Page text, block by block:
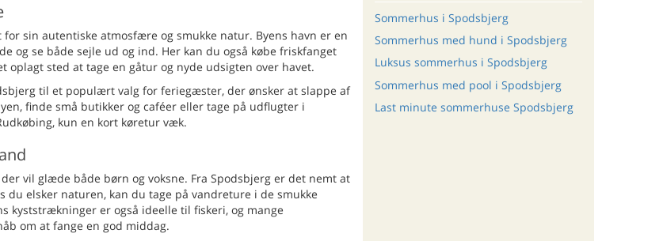
sin autentiske atmosfære og smukke natur. Byens havn er en
og se både sejle ud og ind. Her kan du også købe friskfanget
oplagt sted at tage en gåtur og nyde udsigten over havet.
til et populært valg for feriegæster, der ønsker at slappe af
finde små butikker og caféer eller tage på udflugter i
kun en kort køretur væk.
vil glæde både børn og voksne. Fra Spodsbjerg er det nemt at
du elsker naturen, kan du tage på vandreture i de smukke
kyststrækninger er også ideelle til fiskeri, og mange
om at fange en god middag.
Sommerhus i Spodsbjerg
Sommerhus med hund i Spodsbjerg
Luksus sommerhus i Spodsbjerg
Sommerhus med pool i Spodsbjerg
Last minute sommerhuse Spodsbjerg